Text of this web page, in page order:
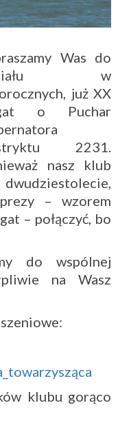
Was do
w
już XX
o Puchar
2231.
nasz klub
– wzorem
– połączyć, bo
do wspólnej
na Wasz
klubu gorąco